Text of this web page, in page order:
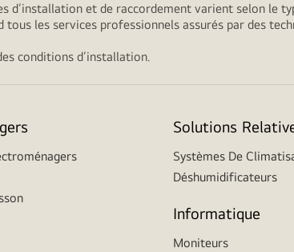
d’installation et de raccordement varient selon le
les services professionnels assurés par des
conditions d’installation.
Solutions
Systèmes De
Déshumidificateurs
Informatique
Moniteurs